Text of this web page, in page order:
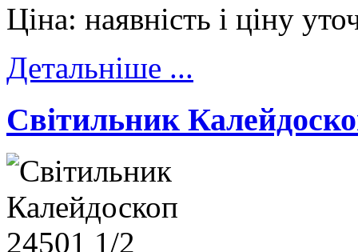
Ціна: наявність і ціну
Детальніше ...
Cвітильник